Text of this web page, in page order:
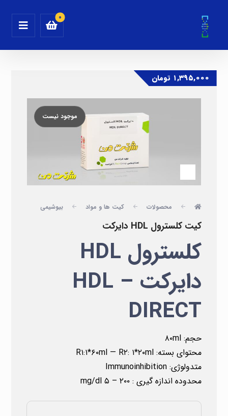
موجود نیست
محصولات کیت ها و مواد بیوشیمی
کیت کلسترول HDL دایرکت
۱,۳۹۵,۰۰۰ تومان
کلسترول HDL
دایرکت – HDL
DIRECT
حجم: ۸۰ml
محتوای بسته: R۱:۱*۶۰ml — R۲: ۱*۲۰ml
متدولوژی: Immunoinhibition
محدوده اندازه گیری : ۲۰۰ – ۵ mg/dl